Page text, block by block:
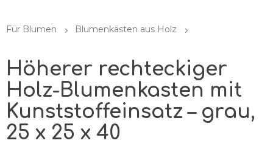
Für Blumen Blumenkästen aus Holz
Höherer rechteckiger
Holz-Blumenkasten mit
Kunststoffeinsatz – grau,
25 x 25 x 40